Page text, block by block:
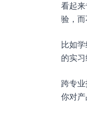
看起
验，而
比如
的实
跨专
你对产